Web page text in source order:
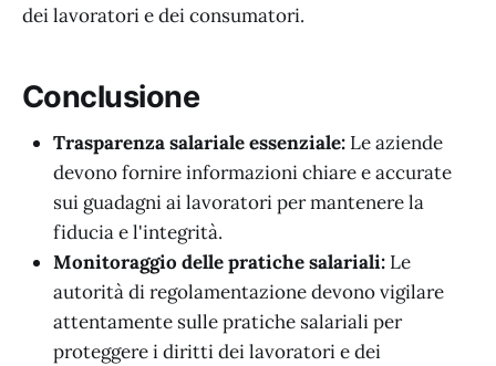
dei lavoratori e dei consumatori.
Conclusione
Trasparenza salariale essenziale: Le aziende
devono fornire informazioni chiare e accurate
sui guadagni ai lavoratori per mantenere la
fiducia e l'integrità.
Monitoraggio delle pratiche salariali: Le
autorità di regolamentazione devono vigilare
attentamente sulle pratiche salariali per
proteggere i diritti dei lavoratori e dei